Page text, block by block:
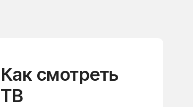
Как смотреть
ТВ